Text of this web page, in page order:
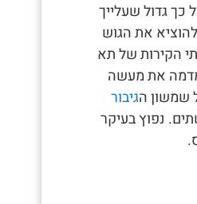
כך גדול שעלייך
את הגוש
הקירות של תא
את מעשה
שמשון הגיבור
נפוץ בעיקר